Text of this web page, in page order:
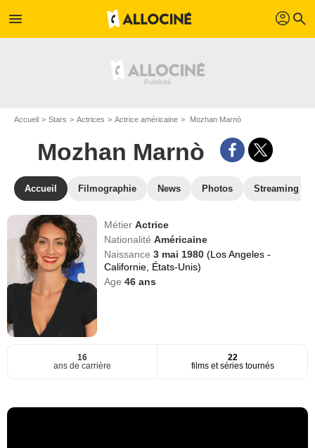
menu profil search
Accueil Stars Actrices Actrice américaine Mozhan Marnò
Mozhan Marnò
Accueil Filmographie News Photos Streaming
MétierActrice
NationalitéAméricaine
Naissance3 mai 1980(Los Angeles -
Californie, États-Unis)
Age46 ans
16
ans de carrière
22
films et séries tournés